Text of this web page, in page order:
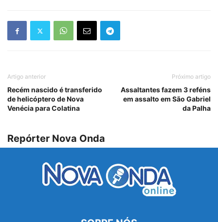
Artigo anterior
Recém nascido é transferido
de helicóptero de Nova
Venécia para Colatina
Próximo artigo
Assaltantes fazem 3 reféns
em assalto em São Gabriel
da Palha
Repórter Nova Onda